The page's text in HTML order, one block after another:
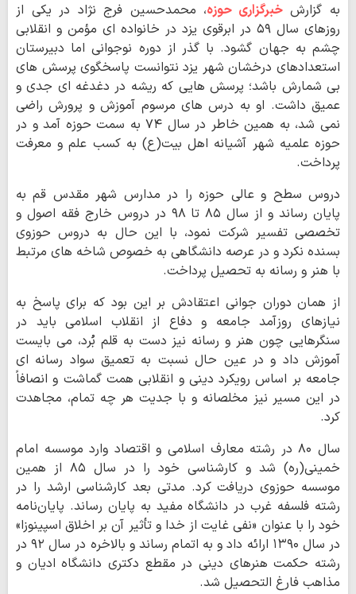
به گزارشخبرگزاری حوزه، محمدحسین فرج نژاد در یکی از
روزهای سال ۵۹ در ابرقوی یزد در خانواده ای مؤمن و انقلابی
چشم به جهان گشود. با گذر از دوره نوجوانی اما دبیرستان
استعدادهای درخشان شهر یزد نتوانست پاسخگوی پرسش های
بی شمارش باشد؛ پرسش هایی که ریشه در دغدغه ای جدی و
عمیق داشت. او به درس های مرسوم آموزش و پرورش راضی
نمی شد، به همین خاطر در سال ۷۴ به سمت حوزه آمد و در
حوزه علمیه شهر آشیانه اهل بیت(ع) به کسب علم و معرفت
پرداخت.
دروس سطح و عالی حوزه را در مدارس شهر مقدس قم به
پایان رساند و از سال ۸۵ تا ۹۸ در دروس خارج فقه اصول و
تخصصی تفسیر شرکت نمود، با این حال به دروس حوزوی
بسنده نکرد و در عرصه دانشگاهی به خصوص شاخه های مرتبط
با هنر و رسانه به تحصیل پرداخت.
از همان دوران جوانی اعتقادش بر این بود که برای پاسخ به
نیازهای روزآمد جامعه و دفاع از انقلاب اسلامی باید در
سنگرهایی چون هنر و رسانه نیز دست به قلم بُرد، می بایست
آموزش داد و در عین حال نسبت به تعمیق سواد رسانه ای
جامعه بر اساس رویکرد دینی و انقلابی همت گماشت و انصافاً
در این مسیر نیز مخلصانه و با جدیت هر چه تمام، مجاهدت
کرد.
سال ۸۰ در رشته معارف اسلامی و اقتصاد وارد موسسه امام
خمینی(ره) شد و کارشناسی خود را در سال ۸۵ از همین
موسسه حوزوی دریافت کرد. مدتی بعد کارشناسی ارشد را در
رشته فلسفه غرب در دانشگاه مفید به پایان رساند. پایان‌نامه
خود را با عنوان «نفی غایت از خدا و تأثیر آن بر اخلاق اسپینوزا»
در سال ۱۳۹۰ ارائه داد و به اتمام رساند و بالاخره در سال ۹۲ در
رشته حکمت هنرهای دینی در مقطع دکتری دانشگاه ادیان و
مذاهب فارغ التحصیل شد.